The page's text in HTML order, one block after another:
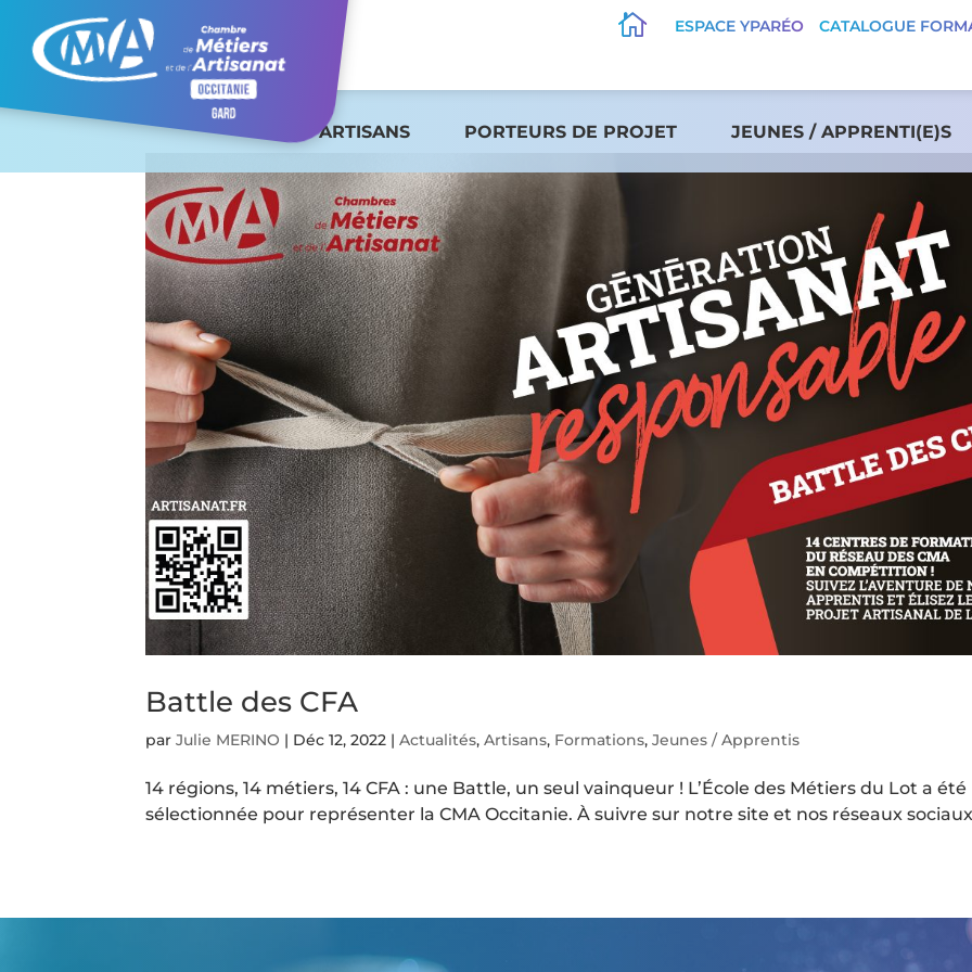
 ESPACE YPARÉO CATALOGUE
ARTISANS PORTEURS DE PROJET JEUNES / APPRENTI(E)S
Battle des CFA
parJulie MERINO | Déc 12, 2022 |Actualités,Artisans, Formations,Jeunes / Apprentis
14 régions, 14 métiers, 14 CFA : une Battle, un seul vainqueur ! L’École des Métiers du Lot a été
sélectionnée pour représenter la CMA Occitanie. À suivre sur notre site et nos réseaux